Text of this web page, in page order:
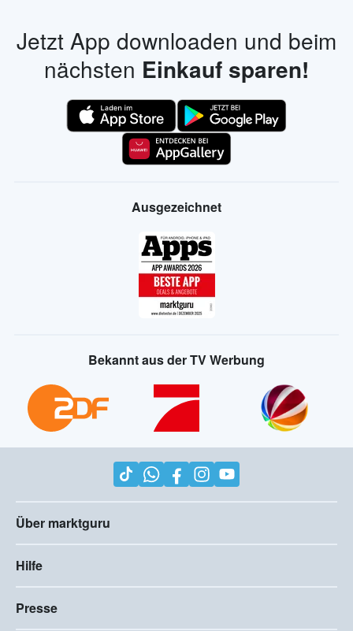
Jetzt App downloaden und beim
nächsten Einkauf sparen!
Ausgezeichnet
Bekannt aus der TV Werbung
Über marktguru
Hilfe
Presse